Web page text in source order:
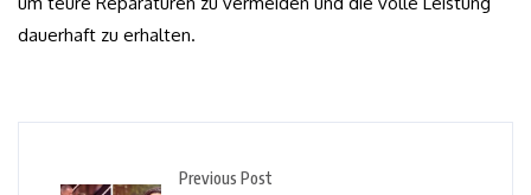
dauerhaft zu erhalten.
Previous Post